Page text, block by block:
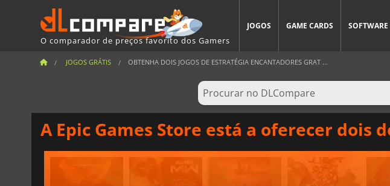
O comparador de preços favorito dos Gamers
JOGOS GAME CARDS SOFTWARE
JOGOS GRÁTIS OBTENHA DOIS JOGOS DE ESTRATÉGIA ENCANTADORES GRAT ...
A Epic Games Store está a oferecer